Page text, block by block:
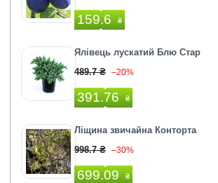
159.6 ₴
Ялівець лускатий Блю Стар
489.7 ₴ –20%
391.76 ₴
Ліщина звичайна Конторта
998.7 ₴ –30%
699.09 ₴